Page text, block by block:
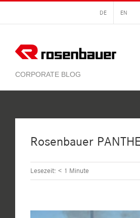
springen
DE EN
Rosenbauer
Lesezeit: < 1 Minute